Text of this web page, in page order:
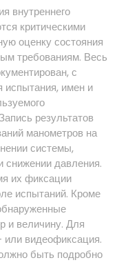
внутреннего
критическими
оценку состояния
требованиям. Весь
с
испытания, имен и
результатов
манометров на
системы,
снижении давления.
их фиксации
испытаний. Кроме
и величину. Для
или видеофиксация.
быть подробно